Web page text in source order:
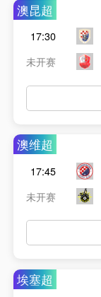
澳昆超
17:30
未开赛
澳维超
17:45
未开赛
埃塞超